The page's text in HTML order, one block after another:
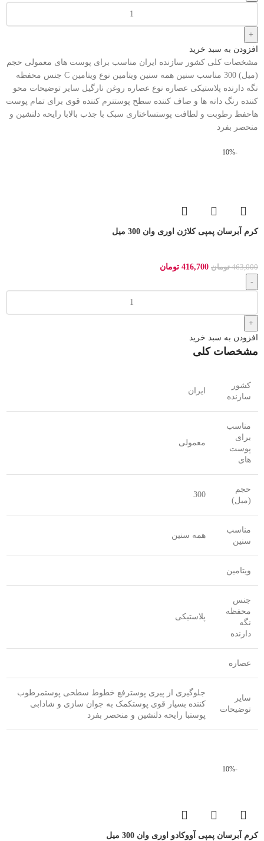
افزودن به سبد خرید
مشخصات کلی کشور سازنده ایران مناسب برای پوست های معمولی حجم
(میل) 300 مناسب سنین همه سنین ویتامین نوع ویتامین C جنس محفظه
نگه دارنده پلاستیکی عصاره نوع عصاره روغن نارگیل سایر توضیحات محو
کننده رنگ دانه ها و صاف کننده سطح پوستنرم کننده قوی برای تمام پوست
هاحفظ رطوبت و لطافت پوستساختاری سبک با جذب بالابا رایحه دلنشین و
منحصر بفرد
-10%
کرم آبرسان پمپی کلاژن اوری وان 300 میل
463,000 تومان 416,700 تومان
افزودن به سبد خرید
مشخصات کلی
کشور
سازنده
ایران
مناسب
برای
پوست
های
معمولی
حجم
(میل)
300
مناسب
سنین
همه سنین
ویتامین
جنس
محفظه
نگه
دارنده
پلاستیکی
عصاره
سایر
توضیحات
جلوگیری از پیری پوسترفع خطوط سطحی پوستمرطوب
کننده بسیار قوی پوستکمک به جوان سازی و شادابی
پوستبا رایحه دلنشین و منحصر بفرد
-10%
کرم آبرسان پمپی آووکادو اوری وان 300 میل